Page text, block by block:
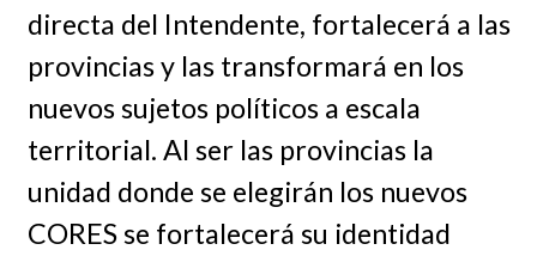
directa del Intendente, fortalecerá a las
provincias y las transformará en los
nuevos sujetos políticos a escala
territorial. Al ser las provincias la
unidad donde se elegirán los nuevos
CORES se fortalecerá su identidad